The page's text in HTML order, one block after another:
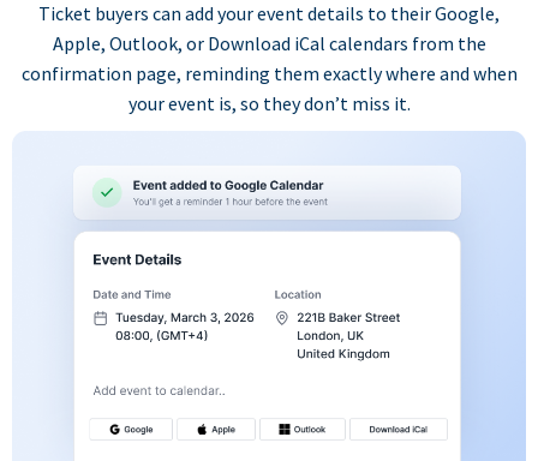
Ticket buyers can add your event details to their Google,
Apple, Outlook, or Download iCal calendars from the
confirmation page, reminding them exactly where and when
your event is, so they don’t miss it.